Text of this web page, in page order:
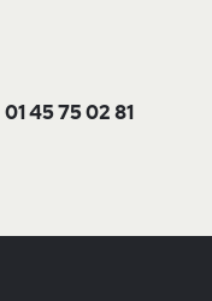
01 45 75 02 81